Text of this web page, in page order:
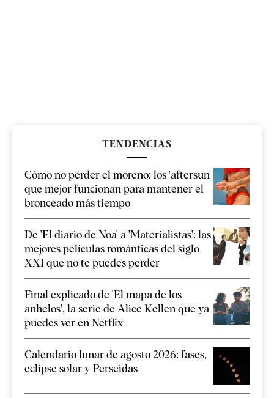
TENDENCIAS
Cómo no perder el moreno: los 'aftersun'
que mejor funcionan para mantener el
bronceado más tiempo
De 'El diario de Noa' a 'Materialistas': las
mejores películas románticas del siglo
XXI que no te puedes perder
Final explicado de 'El mapa de los
anhelos', la serie de Alice Kellen que ya
puedes ver en Netflix
Calendario lunar de agosto 2026: fases,
eclipse solar y Perseidas